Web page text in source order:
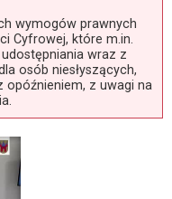
wymogów prawnych
Cyfrowej, które m.in.
wraz z
osób niesłyszących,
opóźnieniem, z uwagi na